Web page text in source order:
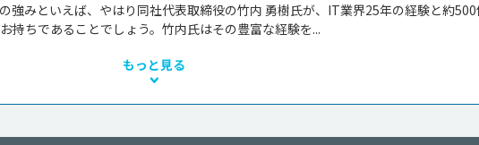
強みといえば、やはり同社代表取締役の竹内 勇樹氏が、IT業界25年の経験と約500
持ちであることでしょう。竹内氏はその豊富な経験を...
もっと見る